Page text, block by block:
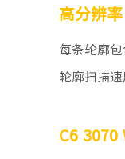
高分辨
每条轮廓
轮廓扫描
C6 3070